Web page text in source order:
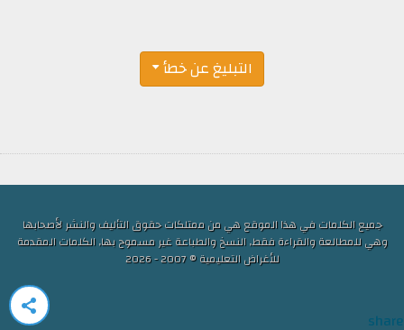
التبليغ عن خطأ
جميع الكلمات في هذا الموقع هي من ممتلكات حقوق التأليف والنشر لأصحابها
وهي للمطالعة والقراءة فقط, النسخ والطباعة غير مسموح بها, الكلمات المقدمة
للأغراض التعليمية © 2007 - 2026
share